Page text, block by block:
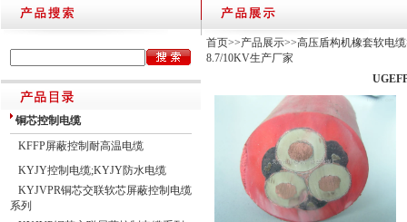
铜芯控制电缆
KFFP屏蔽控制耐高温电缆
KYJY控制电缆;KYJY防水电缆
KYJVPR铜芯交联软芯屏蔽控制电缆
系列
首页>>产品展示>>高压盾构机橡套软电缆
8.7/10KV生产厂家